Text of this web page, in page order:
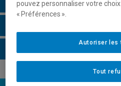
pouvez personnaliser votre
« Préférences ».
Tout
Autoriser les